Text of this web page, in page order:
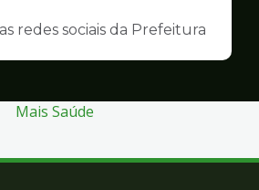
pagina
Comunicação
redes sociais da Prefeitura
Mais Saúde